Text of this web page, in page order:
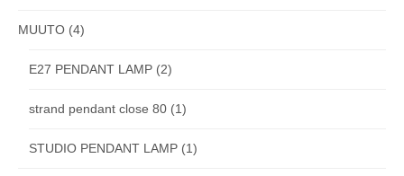
MUUTO (4)
E27 PENDANT LAMP (2)
strand pendant close 80 (1)
STUDIO PENDANT LAMP (1)